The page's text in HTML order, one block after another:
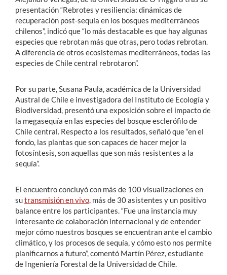
presentación “Rebrotes y resiliencia: dinámicas de
recuperación post-sequía en los bosques mediterráneos
chilenos”, indicó que “lo más destacable es que hay algunas
especies que rebrotan más que otras, pero todas rebrotan.
A diferencia de otros ecosistemas mediterráneos, todas las
especies de Chile central rebrotaron”.
Por su parte, Susana Paula, académica de la Universidad
Austral de Chile e investigadora del Instituto de Ecología y
Biodiversidad, presentó una exposición sobre el impacto de
la megasequía en las especies del bosque esclerófilo de
Chile central. Respecto a los resultados, señaló que “en el
fondo, las plantas que son capaces de hacer mejor la
fotosíntesis, son aquellas que son más resistentes a la
sequía”.
El encuentro concluyó con más de 100 visualizaciones en
sutransmisión en vivo , más de 30 asistentes y un positivo
balance entre los participantes. “Fue una instancia muy
interesante de colaboración internacional y de entender
mejor cómo nuestros bosques se encuentran ante el cambio
climático, y los procesos de sequía, y cómo esto nos permite
planificarnos a futuro”, comentó Martín Pérez, estudiante
de Ingeniería Forestal de la Universidad de Chile.